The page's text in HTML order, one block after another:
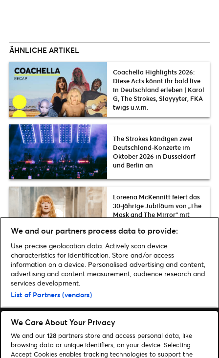
ÄHNLICHE ARTIKEL
Coachella Highlights 2026:
Diese Acts könnt ihr bald live
in Deutschland erleben | Karol
G, The Strokes, Slayyyter, FKA
twigs u.v.m.
The Strokes kündigen zwei
Deutschland-Konzerte im
Oktober 2026 in Düsseldorf
und Berlin an
Loreena McKennitt feiert das
30‑jährige Jubiläum von „The
Mask and The Mirror“ mit
Konzerten im März 2027
Home Musik
The Weeknd kommt 2023 für vier Konzerte live nach
Deutschland | Alle Infos zum Vorverkauf
We and our partners process data to provide:
Use precise geolocation data. Actively scan device
characteristics for identification. Store and/or access
information on a device. Personalised advertising and content,
advertising and content measurement, audience research and
services development.
List of Partners (vendors)
We Care About Your Privacy
We and our 128 partners store and access personal data, like
browsing data or unique identifiers, on your device. Selecting
Accept Cookies enables tracking technologies to support the